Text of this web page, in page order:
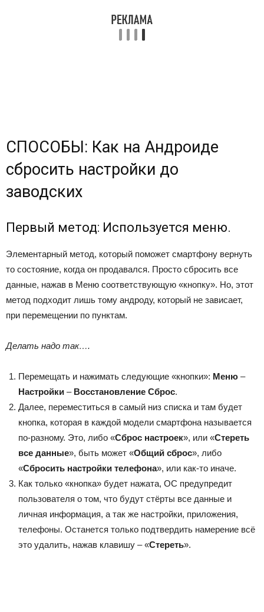
СПОСОБЫ: Как на Андроиде
сбросить настройки до
заводских
Первый метод: Используется меню.
Элементарный метод, который поможет смартфону вернуть
то состояние, когда он продавался. Просто сбросить все
данные, нажав в Меню соответствующую «кнопку». Но, этот
метод подходит лишь тому андроду, который не зависает,
при перемещении по пунктам.
Делать надо так….
Перемещать и нажимать следующие «кнопки»: Меню –
Настройки – Восстановление Сброс.
Далее, переместиться в самый низ списка и там будет
кнопка, которая в каждой модели смартфона называется
по-разному. Это, либо «Сброс настроек», или «Стереть
все данные», быть может «Общий сброс», либо
«Сбросить настройки телефона», или как-то иначе.
Как только «кнопка» будет нажата, ОС предупредит
пользователя о том, что будут стёрты все данные и
личная информация, а так же настройки, приложения,
телефоны. Останется только подтвердить намерение всё
это удалить, нажав клавишу – «Стереть».